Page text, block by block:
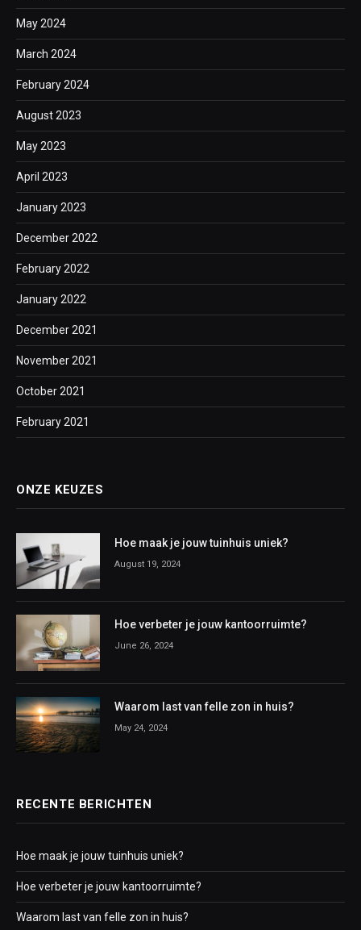
May 2024
March 2024
February 2024
August 2023
May 2023
April 2023
January 2023
December 2022
February 2022
January 2022
December 2021
November 2021
October 2021
February 2021
ONZE KEUZES
Hoe maak je jouw tuinhuis uniek?
August 19, 2024
Hoe verbeter je jouw kantoorruimte?
June 26, 2024
Waarom last van felle zon in huis?
May 24, 2024
RECENTE BERICHTEN
Hoe maak je jouw tuinhuis uniek?
Hoe verbeter je jouw kantoorruimte?
Waarom last van felle zon in huis?